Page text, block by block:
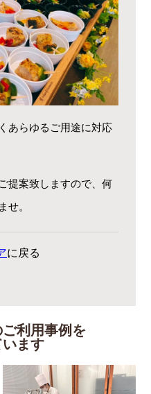
あらゆるご用途に対応
提案致しますので、何
せ。
に戻る
利用事例を
ます